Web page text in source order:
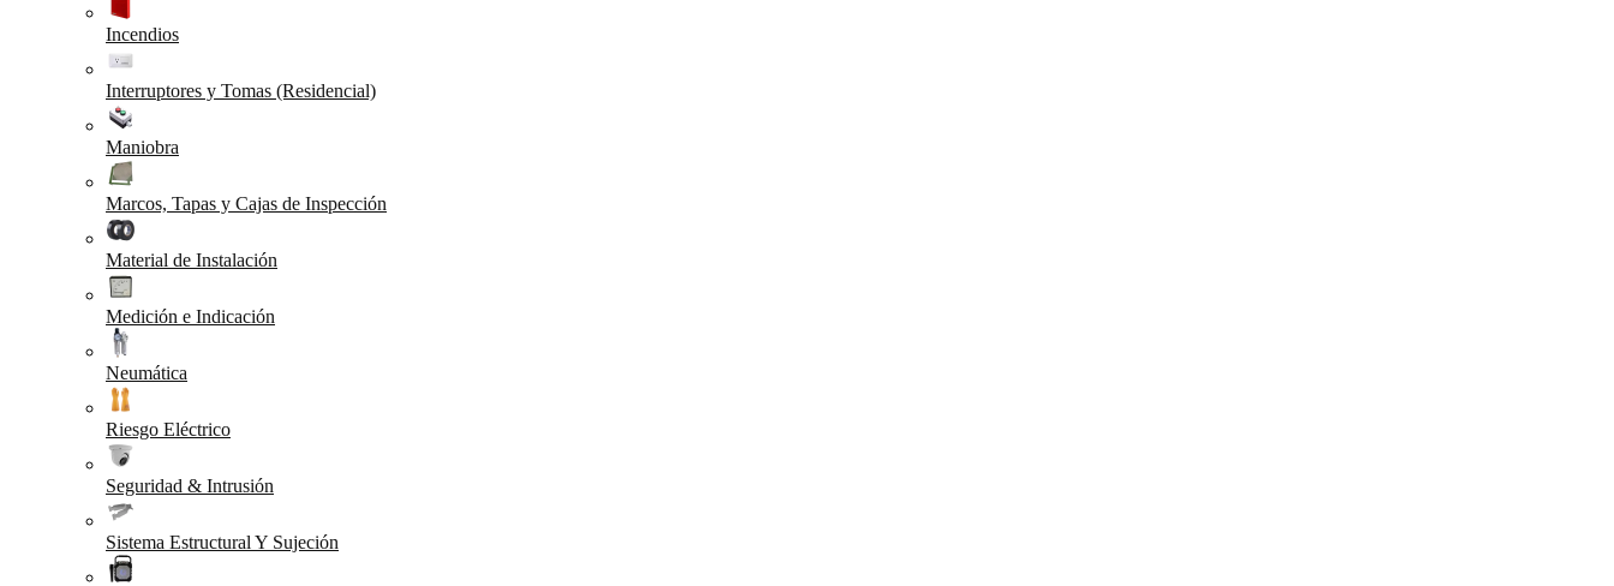
Incendios
Interruptores y Tomas (Residencial)
Maniobra
Marcos, Tapas y Cajas de Inspección
Material de Instalación
Medición e Indicación
Neumática
Riesgo Eléctrico
Seguridad & Intrusión
Sistema Estructural Y Sujeción